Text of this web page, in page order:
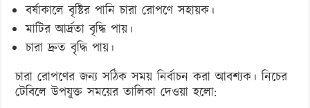
বর্ষাকালে বৃষ্টির পানি চারা রোপণে সহায়ক।
মাটির আর্দ্রতা বৃদ্ধি পায়।
চারা দ্রুত বৃদ্ধি পায়।
চারা রোপণের জন্য সঠিক সময় নির্বাচন করা আবশ্যক। নিচের
টেবিলে উপযুক্ত সময়ের তালিকা দেওয়া হলো: